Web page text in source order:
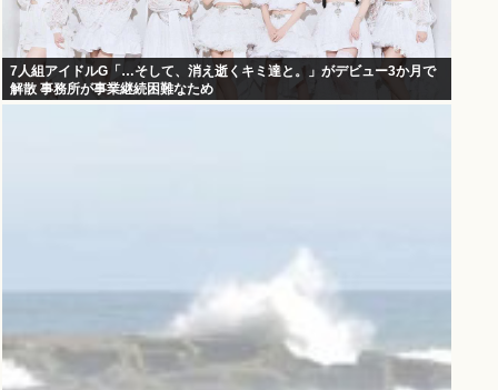
7人組アイドルG「…そして、消え逝くキミ達と。」がデビュー3か月で
解散 事務所が事業継続困難なため